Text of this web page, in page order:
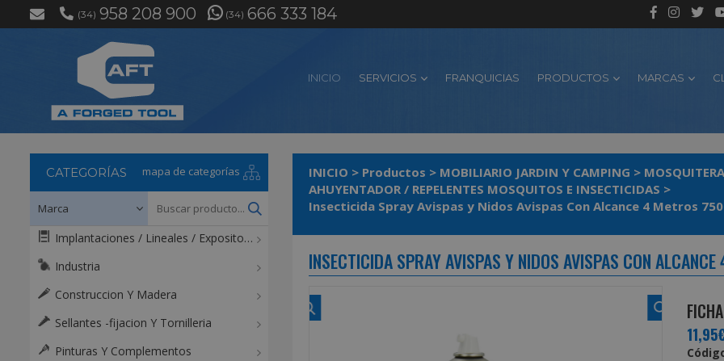
(34) 958 208 900 (34) 666 333 184
INICIO SERVICIOS FRANQUICIAS PRODUCTOS MARCAS
INICIO > Productos > MOBILIARIO JARDIN Y CAMPING >
AHUYENTADOR / REPELENTES MOSQUITOS E INSECTICIDAS >
Insecticida Spray Avispas y Nidos Avispas Con Alcance 4 Metros
INSECTICIDA SPRAY AVISPAS Y NIDOS AVISPAS CON
CATEGORÍAS mapa de categorías
Implantaciones / Lineales / Expositores / Mostradores
Industria
Construccion Y Madera
Sellantes -fijacion Y Tornilleria
Pinturas Y Complementos